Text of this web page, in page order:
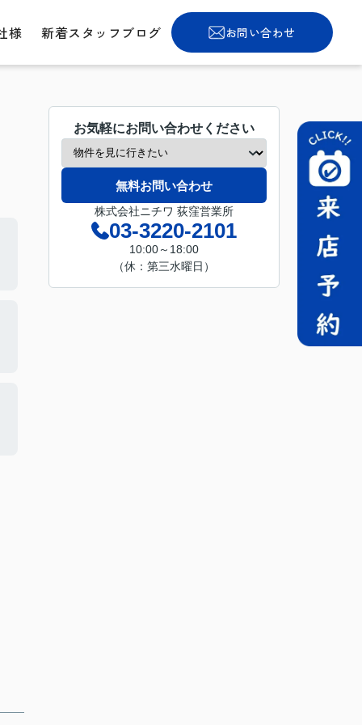
様 新着スタッフブログ お問い合わせ
お気軽にお問い合わせください
無料お問い合わせ
株式会社ニチワ 荻窪営業所
03-3220-2101
10:00～18:00
（休：第三水曜日）